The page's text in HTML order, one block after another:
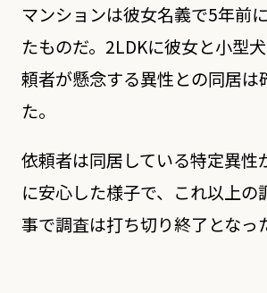
マンションは彼女名義で5年前
たものだ。2LDKに彼女と小型
頼者が懸念する異性との同居は
た。
依頼者は同居している特定異性
に安心した様子で、これ以上の
事で調査は打ち切り終了となっ